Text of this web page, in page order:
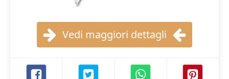
Vedi maggiori dettagli